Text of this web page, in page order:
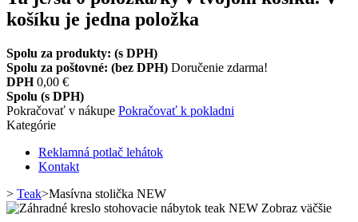
košíku je jedna položka
Spolu za produkty: (s DPH)
Spolu za poštovné: (bez DPH) Doručenie zdarma!
DPH 0,00 €
Spolu (s DPH)
Pokračovať v nákupe Pokračovať k pokladni
Kategórie
Reklamná potlač lehátok
Kontakt
> Teak>Masívna stolička NEW
Zobraz väčšie